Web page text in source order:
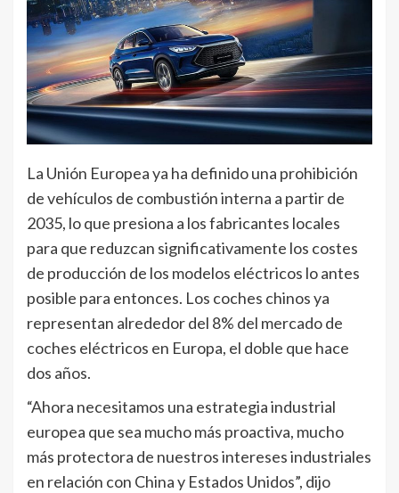
La Unión Europea ya ha definido una prohibición
de vehículos de combustión interna a partir de
2035, lo que presiona a los fabricantes locales
para que reduzcan significativamente los costes
de producción de los modelos eléctricos lo antes
posible para entonces. Los coches chinos ya
representan alrededor del 8% del mercado de
coches eléctricos en Europa, el doble que hace
dos años.
“Ahora necesitamos una estrategia industrial
europea que sea mucho más proactiva, mucho
más protectora de nuestros intereses industriales
en relación con China y Estados Unidos”, dijo